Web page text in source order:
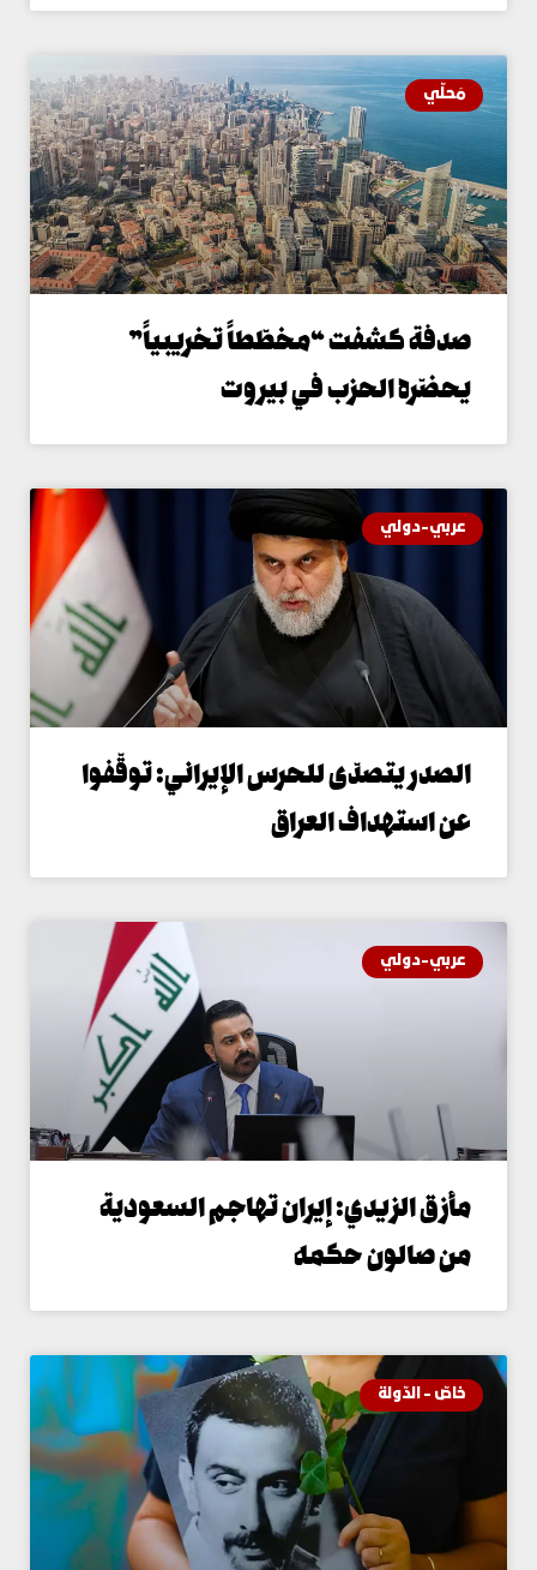
كشفت “مخطّطاً تخريبياً”
الحزب في بيروت
دولي
يتصدّى للحرس الإيراني: توقّفوا
استهداف العراق
دولي
الزيدي: إيران تهاجم السعودية
صالون حكمه
- الدّولة